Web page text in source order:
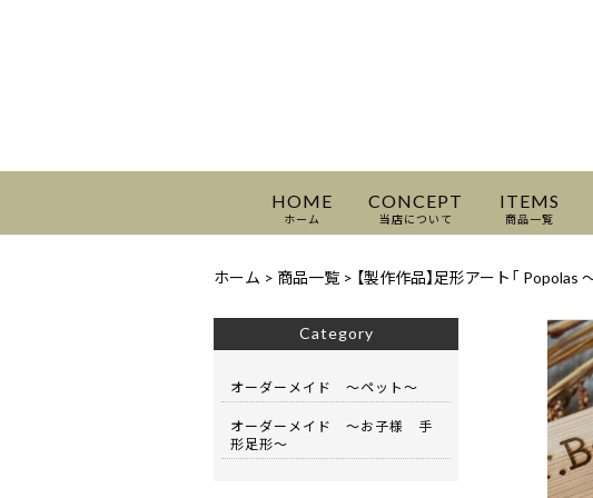
HOME
ホーム
CONCEPT
当店について
ITEMS
商品一覧
ホーム > 商品一覧 > 【製作作品】足形アート「
Category
オーダーメイド 〜ペット〜
オーダーメイド 〜お子様 手
形足形〜